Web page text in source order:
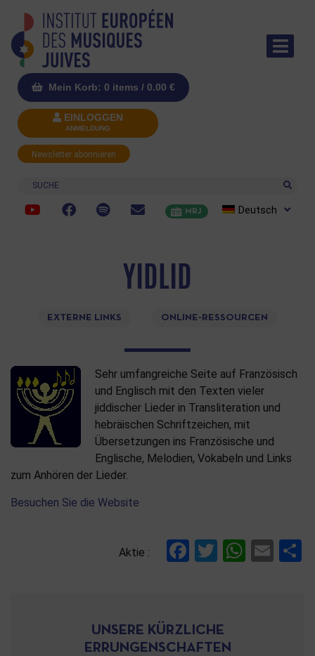
Mein Korb: 0 items / 0.00 €
EINLOGGEN
ANMELDUNG
Newsletter abonnieren
Suche
MRJ Deutsch
YIDLID
EXTERNE LINKS ONLINE-RESSOURCEN
Sehr umfangreiche Seite auf Französisch
und Englisch mit den Texten vieler
jiddischer Lieder in Transliteration und
hebräischen Schriftzeichen, mit
Übersetzungen ins Französische und
Englische, Melodien, Vokabeln und Links
zum Anhören der Lieder.
Besuchen Sie die Website
Aktie : Facebook
Twitter
UNSERE KÜRZLICHE
ERRUNGENSCHAFTEN